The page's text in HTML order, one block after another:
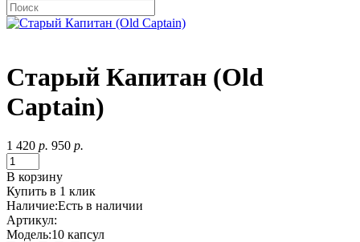
Старый Капитан (Old
Captain)
1 420 р. 950 р.
В корзину
Купить в 1 клик
Наличие:Есть в наличии
Артикул:
Модель:10 капсул